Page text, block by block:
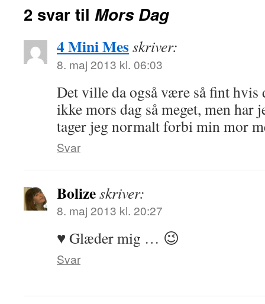
2 svar til Mors Dag
4 Mini Messkriver:
8. maj 2013 kl. 06:03
Det ville da også være så fint
ikke mors dag så meget, men har
tager jeg normalt forbi min mor
Svar
Bolizeskriver:
8. maj 2013 kl. 20:27
♥ Glæder mig … 😉
Svar